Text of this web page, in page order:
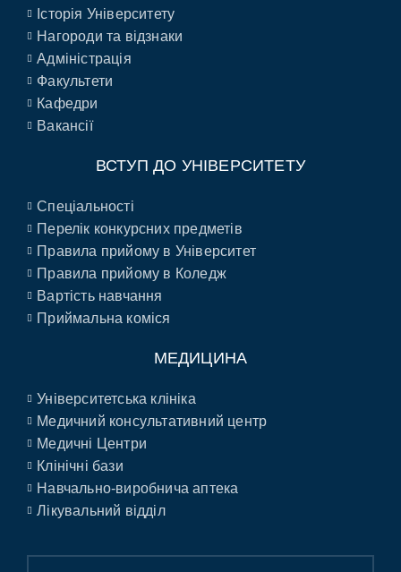
Історія Університету
Нагороди та відзнаки
Адміністрація
Факультети
Кафедри
Вакансії
ВСТУП ДО УНІВЕРСИТЕТУ
Спеціальності
Перелік конкурсних предметів
Правила прийому в Університет
Правила прийому в Коледж
Вартість навчання
Приймальна коміся
МЕДИЦИНА
Університетська клініка
Медичний консультативний центр
Медичні Центри
Клінічні бази
Навчально-виробнича аптека
Лікувальний відділ